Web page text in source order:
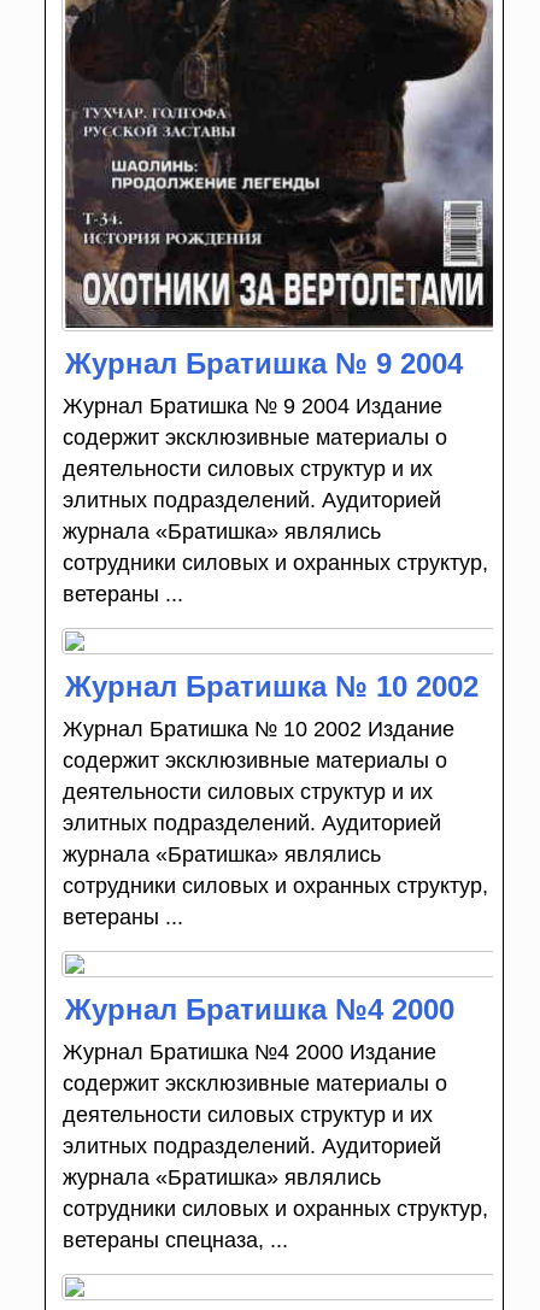
Журнал Братишка № 9 2004
Журнал Братишка № 9 2004 Издание
содержит эксклюзивные материалы о
деятельности силовых структур и их
элитных подразделений. Аудиторией
журнала «Братишка» являлись
сотрудники силовых и охранных структур,
ветераны ...
Журнал Братишка № 10 2002
Журнал Братишка № 10 2002 Издание
содержит эксклюзивные материалы о
деятельности силовых структур и их
элитных подразделений. Аудиторией
журнала «Братишка» являлись
сотрудники силовых и охранных структур,
ветераны ...
Журнал Братишка №4 2000
Журнал Братишка №4 2000 Издание
содержит эксклюзивные материалы о
деятельности силовых структур и их
элитных подразделений. Аудиторией
журнала «Братишка» являлись
сотрудники силовых и охранных структур,
ветераны спецназа, ...